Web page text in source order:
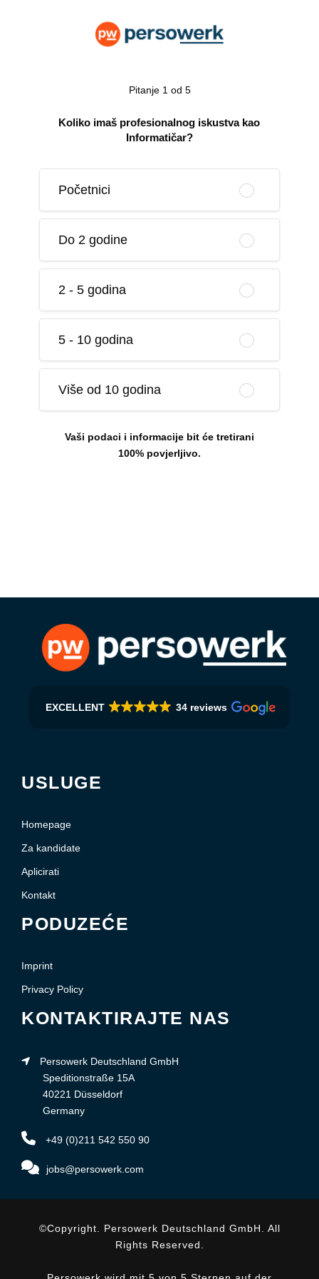
Pitanje 1 od 5
Koliko imaš profesionalnog iskustva kao
Informatičar?
Početnici
Do 2 godine
2 - 5 godina
5 - 10 godina
Više od 10 godina
Vaši podaci i informacije bit će tretirani
100% povjerljivo.
EXCELLENT 34 reviews
USLUGE
Homepage
Za kandidate
Aplicirati
Kontakt
PODUZEĆE
Imprint
Privacy Policy
KONTAKTIRAJTE NAS
Persowerk Deutschland GmbH
Speditionstraße 15A
40221 Düsseldorf
Germany
+49 (0)211 542 550 90
jobs@persowerk.com
©Copyright. Persowerk Deutschland GmbH. All
Rights Reserved.